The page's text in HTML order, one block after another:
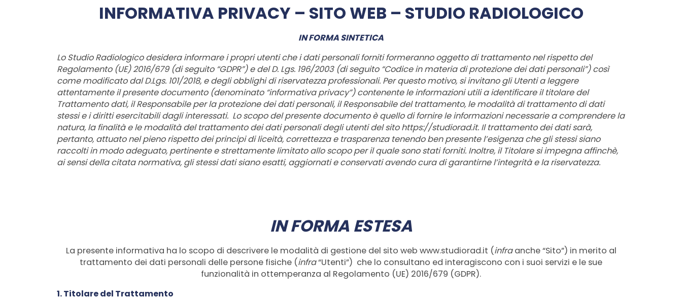
INFORMATIVA PRIVACY – SITO WEB – STUDIO RADIOLOGICO
IN FORMA SINTETICA
Lo Studio Radiologico desidera informare i propri utenti che i dati personali forniti formeranno oggetto di trattamento nel rispetto del
Regolamento (UE) 2016/679 (di seguito “GDPR”) e del D. Lgs. 196/2003 (di seguito “Codice in materia di protezione dei dati personali”) così
come modificato dal D.Lgs. 101/2018, e degli obblighi di riservatezza professionali. Per questo motivo, si invitano gli Utenti a leggere
attentamente il presente documento (denominato “informativa privacy”) contenente le informazioni utili a identificare il titolare del
Trattamento dati, il Responsabile per la protezione dei dati personali, il Responsabile del trattamento, le modalità di trattamento di dati
stessi e i diritti esercitabili dagli interessati. Lo scopo del presente documento è quello di fornire le informazioni necessarie a comprendere la
natura, la finalità e le modalità del trattamento dei dati personali degli utenti del sito https://studiorad.it. Il trattamento dei dati sarà,
pertanto, attuato nel pieno rispetto dei principi di liceità, correttezza e trasparenza tenendo ben presente l’esigenza che gli stessi siano
raccolti in modo adeguato, pertinente e strettamente limitato allo scopo per il quale sono stati forniti. Inoltre, il Titolare si impegna affinchè,
ai sensi della citata normativa, gli stessi dati siano esatti, aggiornati e conservati avendo cura di garantirne l’integrità e la riservatezza.
IN FORMA ESTESA
La presente informativa ha lo scopo di descrivere le modalità di gestione del sito web www.studiorad.it (infraanche “Sito”) in merito al
trattamento dei dati personali delle persone fisiche (infra“Utenti”) che lo consultano ed interagiscono con i suoi servizi e le sue
funzionalità in ottemperanza al Regolamento (UE) 2016/679 (GDPR).
1. Titolare del Trattamento